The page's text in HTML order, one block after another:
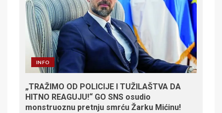
INFO
„TRAŽIMO OD POLICIJE I TUŽILAŠTVA DA
HITNO REAGUJU!“ GO SNS osudio
monstruoznu pretnju smrću Žarku Mićinu!